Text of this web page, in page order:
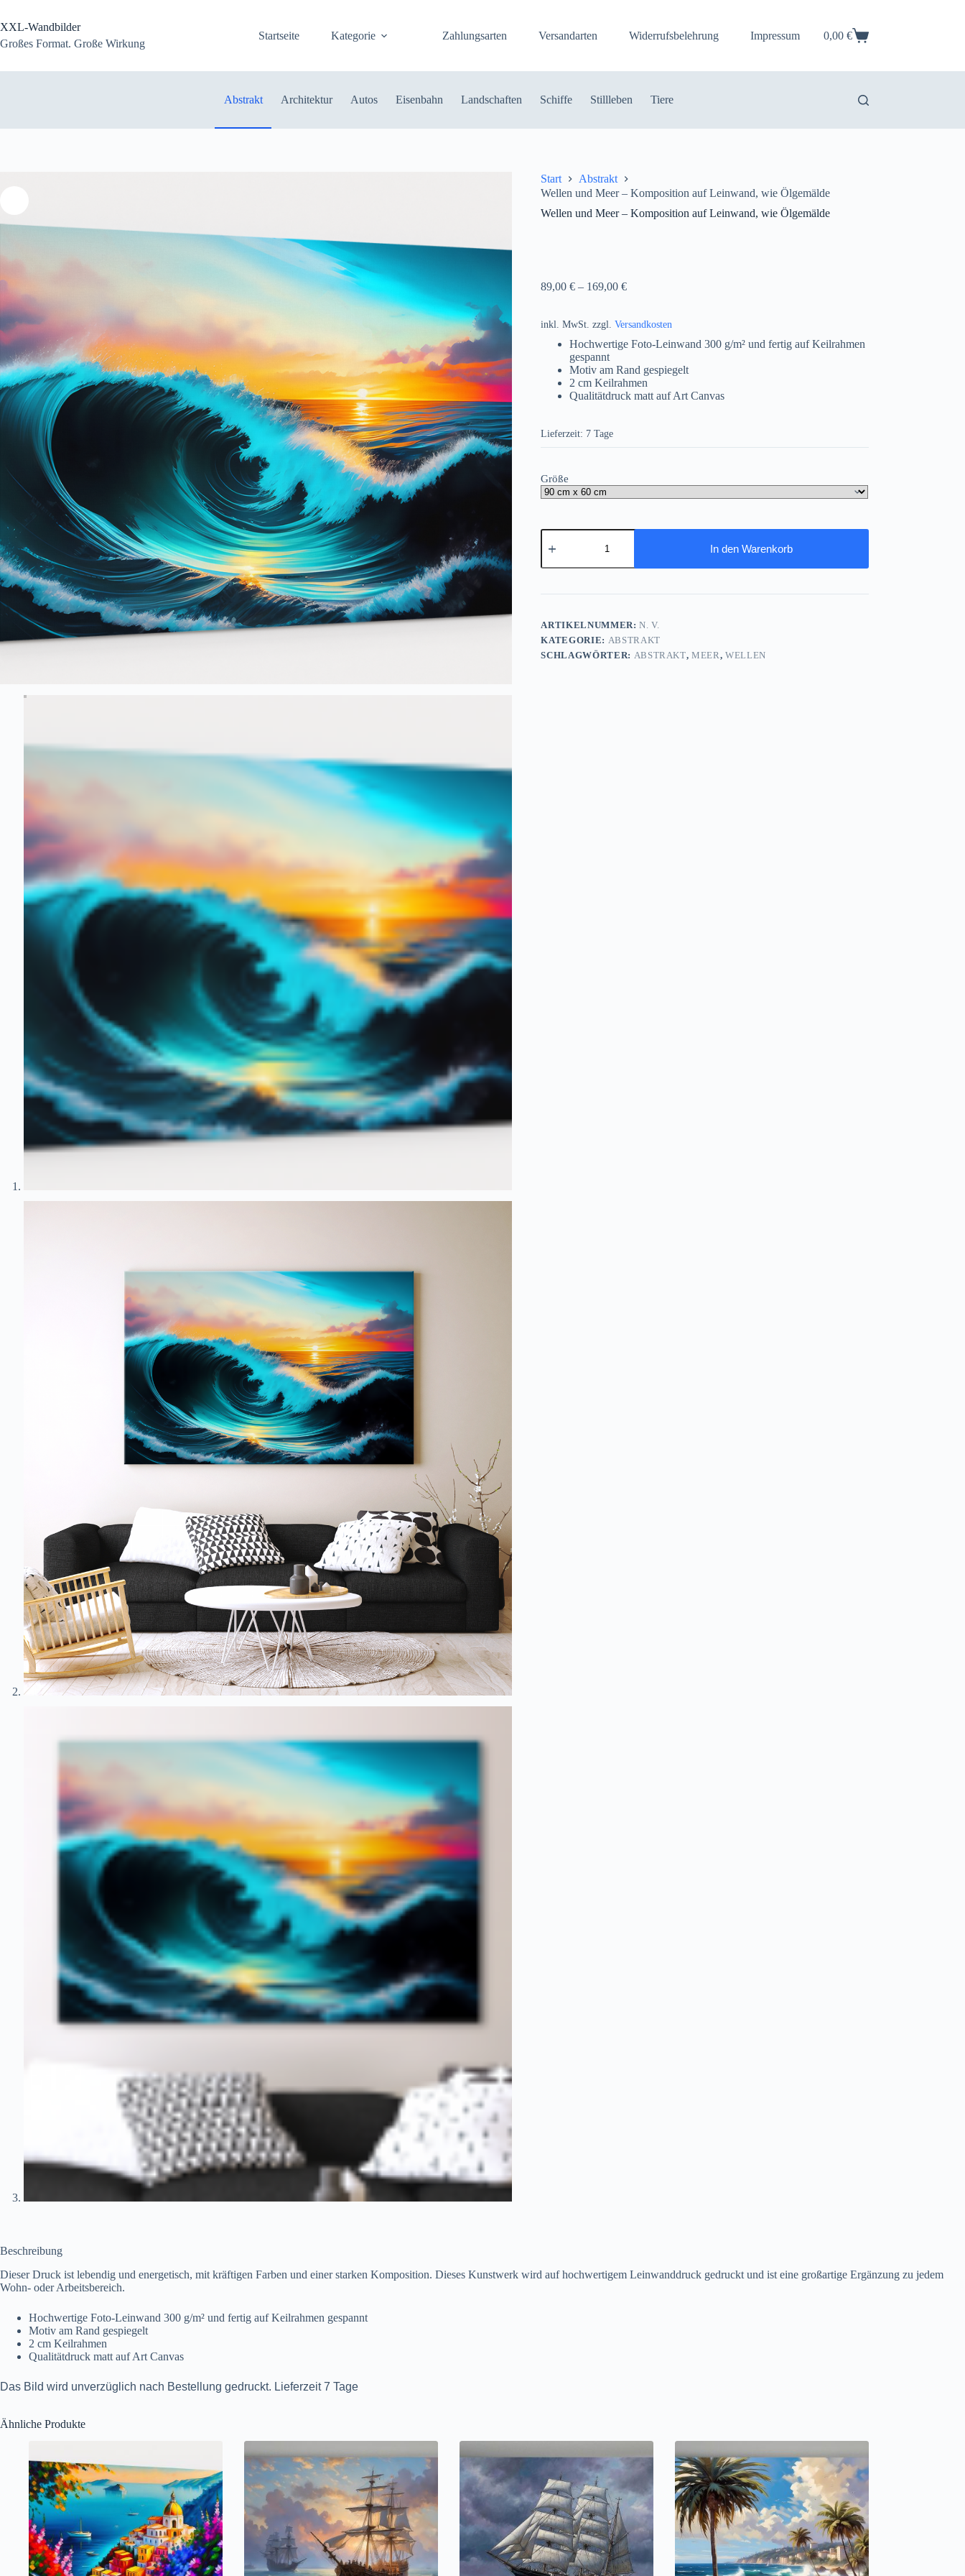
springen
XXL-Wandbilder
Großes Format. Große Wirkung
Startseite Kategorie Zahlungsarten Versandarten Widerrufsbelehrung Impressum Warenkorb
0,00 €
Abstrakt Architektur Autos Eisenbahn Landschaften Schiffe Stillleben Tiere
Start
Abstrakt
Wellen und Meer – Komposition auf Leinwand, wie Ölgemälde
Wellen und Meer – Komposition auf Leinwand, wie Ölgemälde
89,00€ – 169,00€
inkl. MwSt. zzgl.Versandkosten
Hochwertige Foto-Leinwand 300 g/m² und fertig auf Keilrahmen
gespannt
Motiv am Rand gespiegelt
2 cm Keilrahmen
Qualitätdruck matt auf Art Canvas
Lieferzeit: 7 Tage
Größe
Wellen
und
-
auf
wie
Ölgemälde
Menge
In den Warenkorb
ARTIKELNUMMER:N. V.
KATEGORIE: ABSTRAKT
SCHLAGWÖRTER: ABSTRAKT,MEER, WELLEN
Beschreibung
Dieser Druck ist lebendig und energetisch, mit kräftigen Farben und einer starken Komposition. Dieses Kunstwerk wird auf hochwertigem Leinwanddruck gedruckt und ist eine großartige Ergänzung zu jedem
Wohn- oder Arbeitsbereich.
Hochwertige Foto-Leinwand 300 g/m² und fertig auf Keilrahmen gespannt
Motiv am Rand gespiegelt
2 cm Keilrahmen
Qualitätdruck matt auf Art Canvas
Das Bild wird unverzüglich nach Bestellung gedruckt. Lieferzeit 7 Tage
Ähnliche Produkte